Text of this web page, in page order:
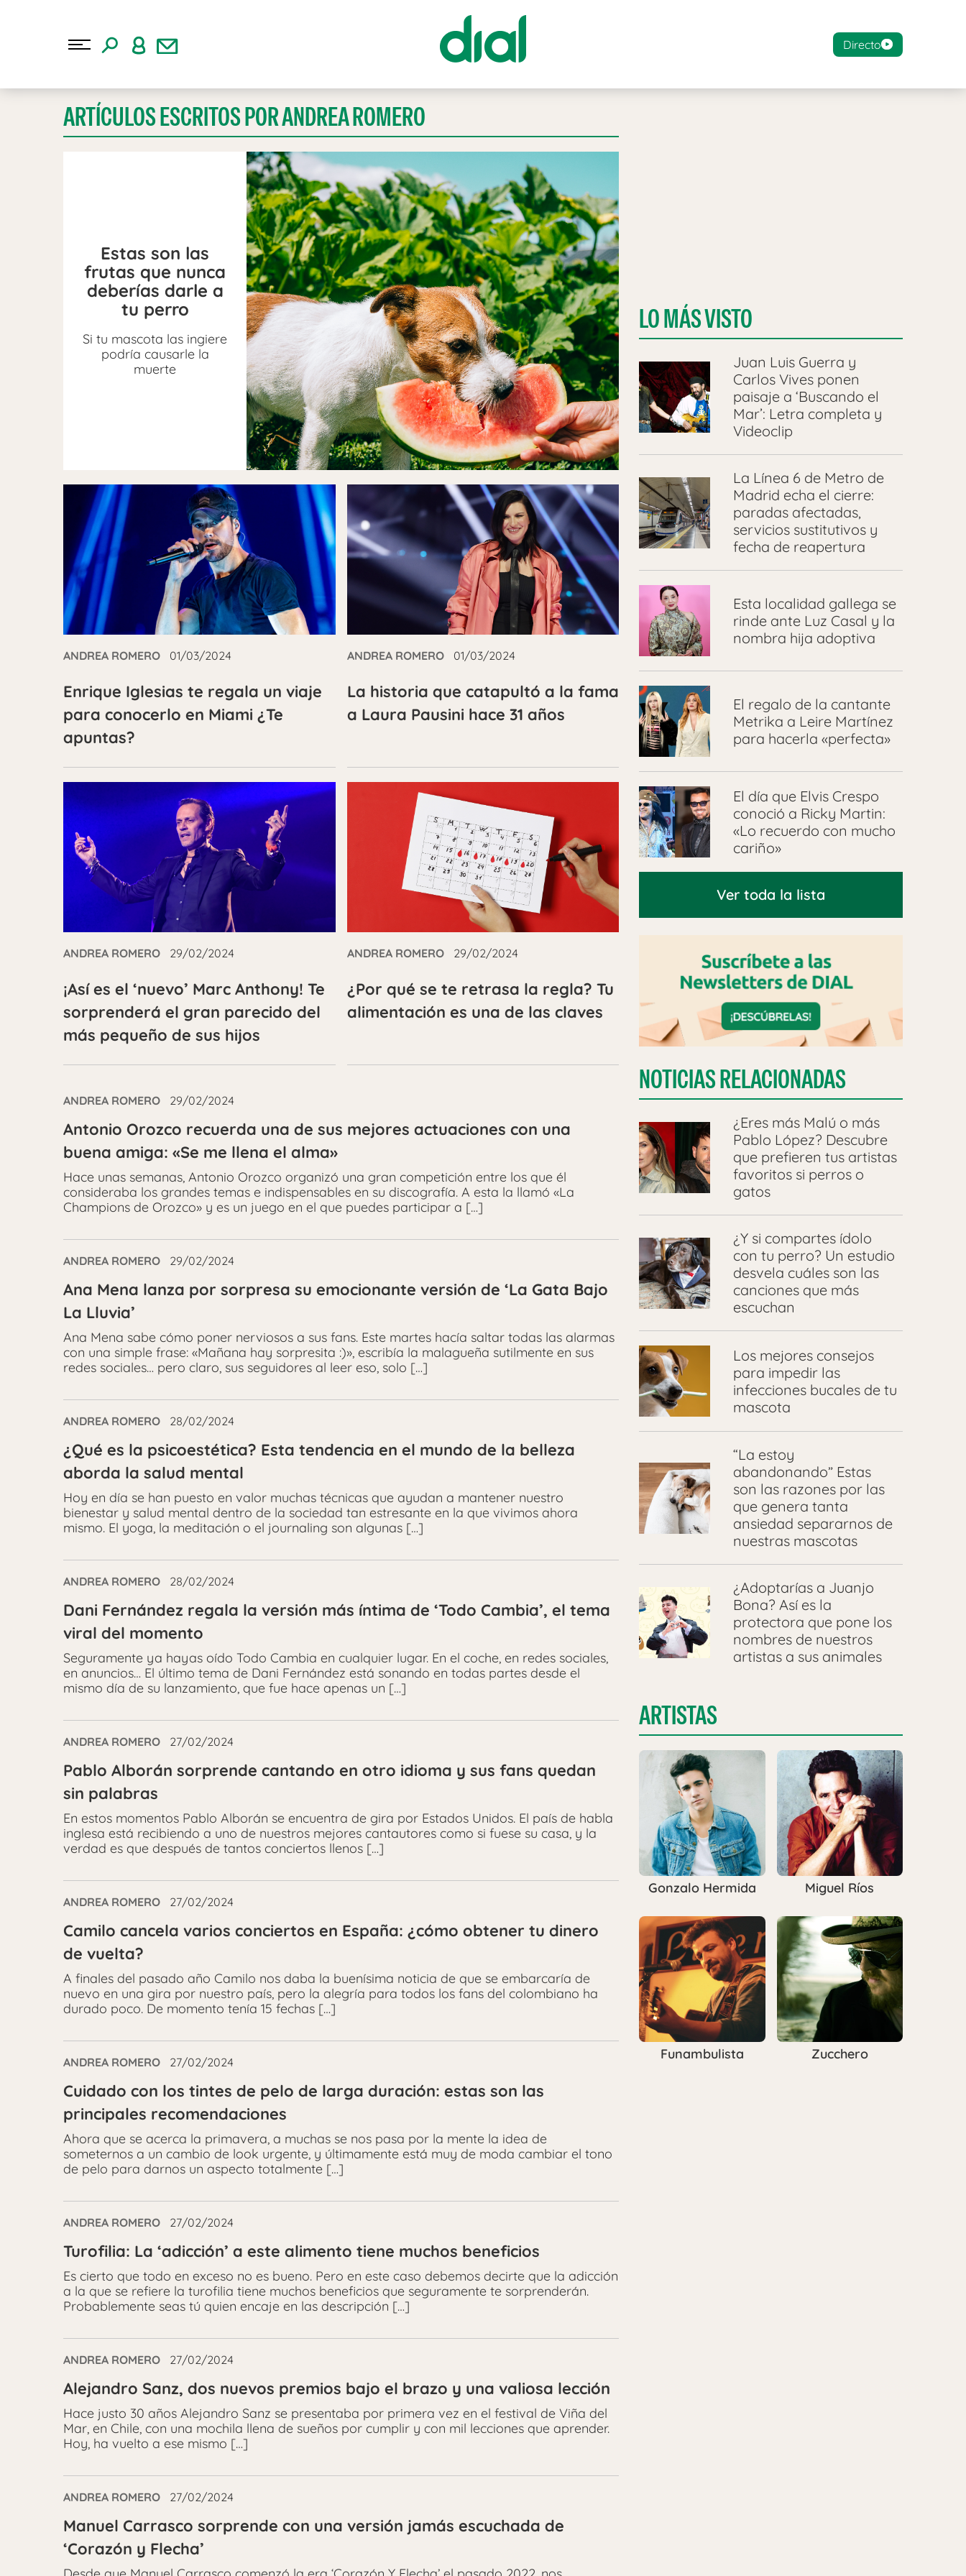
Directo
ARTÍCULOS ESCRITOS POR ANDREA ROMERO
Estas son las
frutas que nunca
deberías darle a
tu perro
Si tu mascota las ingiere
podría causarle la
muerte
ANDREA ROMERO 01/03/2024
Enrique Iglesias te regala un viaje
para conocerlo en Miami ¿Te
apuntas?
ANDREA ROMERO 01/03/2024
La historia que catapultó a la fama
a Laura Pausini hace 31 años
ANDREA ROMERO 29/02/2024
¡Así es el ‘nuevo’ Marc Anthony! Te
sorprenderá el gran parecido del
más pequeño de sus hijos
ANDREA ROMERO 29/02/2024
¿Por qué se te retrasa la regla? Tu
alimentación es una de las claves
ANDREA ROMERO 29/02/2024
Antonio Orozco recuerda una de sus mejores actuaciones con una
buena amiga: «Se me llena el alma»
Hace unas semanas, Antonio Orozco organizó una gran competición entre los que él
consideraba los grandes temas e indispensables en su discografía. A esta la llamó «La
Champions de Orozco» y es un juego en el que puedes participar a […]
ANDREA ROMERO 29/02/2024
Ana Mena lanza por sorpresa su emocionante versión de ‘La Gata Bajo
La Lluvia’
Ana Mena sabe cómo poner nerviosos a sus fans. Este martes hacía saltar todas las alarmas
con una simple frase: «Mañana hay sorpresita :)», escribía la malagueña sutilmente en sus
redes sociales… pero claro, sus seguidores al leer eso, solo […]
ANDREA ROMERO 28/02/2024
¿Qué es la psicoestética? Esta tendencia en el mundo de la belleza
aborda la salud mental
Hoy en día se han puesto en valor muchas técnicas que ayudan a mantener nuestro
bienestar y salud mental dentro de la sociedad tan estresante en la que vivimos ahora
mismo. El yoga, la meditación o el journaling son algunas […]
ANDREA ROMERO 28/02/2024
Dani Fernández regala la versión más íntima de ‘Todo Cambia’, el tema
viral del momento
Seguramente ya hayas oído Todo Cambia en cualquier lugar. En el coche, en redes sociales,
en anuncios… El último tema de Dani Fernández está sonando en todas partes desde el
mismo día de su lanzamiento, que fue hace apenas un […]
ANDREA ROMERO 27/02/2024
Pablo Alborán sorprende cantando en otro idioma y sus fans quedan
sin palabras
En estos momentos Pablo Alborán se encuentra de gira por Estados Unidos. El país de habla
inglesa está recibiendo a uno de nuestros mejores cantautores como si fuese su casa, y la
verdad es que después de tantos conciertos llenos […]
ANDREA ROMERO 27/02/2024
Camilo cancela varios conciertos en España: ¿cómo obtener tu dinero
de vuelta?
A finales del pasado año Camilo nos daba la buenísima noticia de que se embarcaría de
nuevo en una gira por nuestro país, pero la alegría para todos los fans del colombiano ha
durado poco. De momento tenía 15 fechas […]
ANDREA ROMERO 27/02/2024
Cuidado con los tintes de pelo de larga duración: estas son las
principales recomendaciones
Ahora que se acerca la primavera, a muchas se nos pasa por la mente la idea de
someternos a un cambio de look urgente, y últimamente está muy de moda cambiar el tono
de pelo para darnos un aspecto totalmente […]
ANDREA ROMERO 27/02/2024
Turofilia: La ‘adicción’ a este alimento tiene muchos beneficios
Es cierto que todo en exceso no es bueno. Pero en este caso debemos decirte que la adicción
a la que se refiere la turofilia tiene muchos beneficios que seguramente te sorprenderán.
Probablemente seas tú quien encaje en las descripción […]
ANDREA ROMERO 27/02/2024
Alejandro Sanz, dos nuevos premios bajo el brazo y una valiosa lección
Hace justo 30 años Alejandro Sanz se presentaba por primera vez en el festival de Viña del
Mar, en Chile, con una mochila llena de sueños por cumplir y con mil lecciones que aprender.
Hoy, ha vuelto a ese mismo […]
ANDREA ROMERO 27/02/2024
Manuel Carrasco sorprende con una versión jamás escuchada de
‘Corazón y Flecha’
LO MÁS VISTO
Juan Luis Guerra y
Carlos Vives ponen
paisaje a ‘Buscando el
Mar’: Letra completa y
Videoclip
La Línea 6 de Metro de
Madrid echa el cierre:
paradas afectadas,
servicios sustitutivos y
fecha de reapertura
Esta localidad gallega se
rinde ante Luz Casal y la
nombra hija adoptiva
El regalo de la cantante
Metrika a Leire Martínez
para hacerla «perfecta»
El día que Elvis Crespo
conoció a Ricky Martin:
«Lo recuerdo con mucho
cariño»
Ver toda la lista
NOTICIAS RELACIONADAS
¿Eres más Malú o más
Pablo López? Descubre
que prefieren tus artistas
favoritos si perros o
gatos
¿Y si compartes ídolo
con tu perro? Un estudio
desvela cuáles son las
canciones que más
escuchan
Los mejores consejos
para impedir las
infecciones bucales de tu
mascota
“La estoy
abandonando” Estas
son las razones por las
que genera tanta
ansiedad separarnos de
nuestras mascotas
¿Adoptarías a Juanjo
Bona? Así es la
protectora que pone los
nombres de nuestros
artistas a sus animales
ARTISTAS
Gonzalo Hermida Miguel Ríos
Funambulista Zucchero